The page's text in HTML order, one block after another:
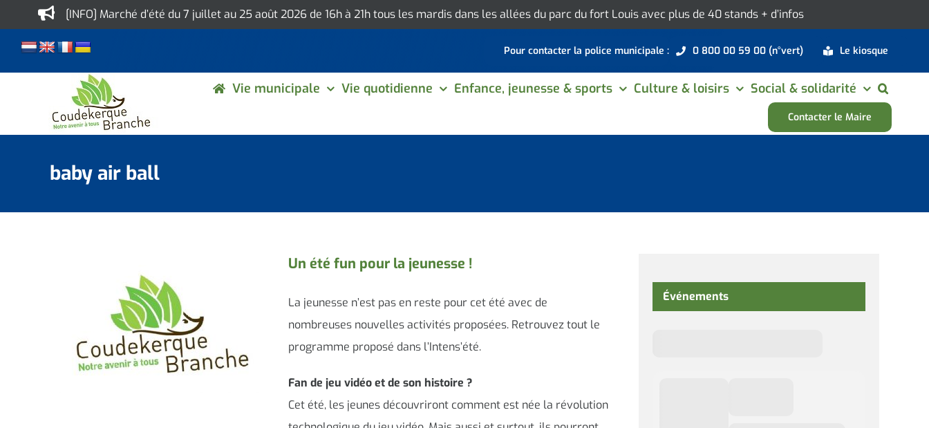
to
content
[INFO] Marché d’été du 7 juillet au 25 août 2026 de 16h à 21h tous les mardis dans les allées du parc du fort Louis avec plus de 40 stands + d’infos
Pour contacter la police municipale : 0 800 00 59 00 (n°vert) Le kiosque
Vie municipale Vie quotidienne Enfance, jeunesse & sports Culture & loisirs Social & solidarité
Contacter le Maire
baby air ball
Un été fun pour la jeunesse !
La jeunesse n’est pas en reste pour cet été avec de
nombreuses nouvelles activités proposées. Retrouvez tout le
programme proposé dans l’Intens’été.
Fan de jeu vidéo et de son histoire ?
Cet été, les jeunes découvriront comment est née la révolution
Événements